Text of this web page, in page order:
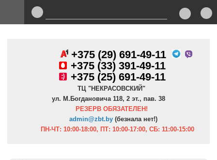
+375 (29) 691-49-11
+375 (33) 391-49-11
+375 (25) 691-49-11
ТЦ "НЕКРАСОВСКИЙ"
ул. М.Богдановича 118, 2 эт., пав. 38
РЕЗЕРВ ОБЯЗАТЕЛЕН!
admin@zbt.by (безнала нет!)
ПН-ЧТ: 10:00-18:00, ПТ: 10:00-17:00, СБ: 11:00-15:00